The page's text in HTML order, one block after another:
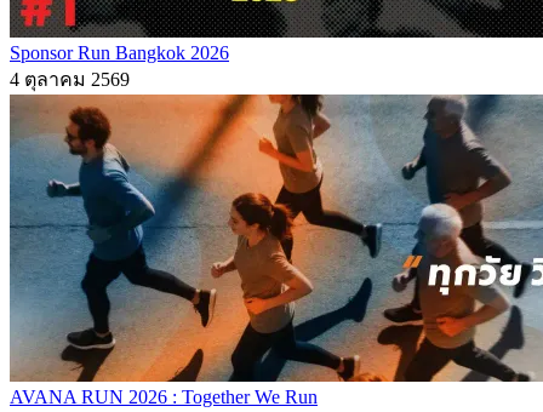
Sponsor Run Bangkok 2026
4 ตุลาคม 2569
AVANA RUN 2026 : Together We Run